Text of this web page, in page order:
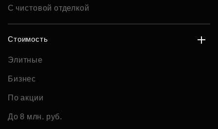
С чистовой отделкой
Стоимость
Элитные
Бизнес
По акции
До 8 млн. руб.